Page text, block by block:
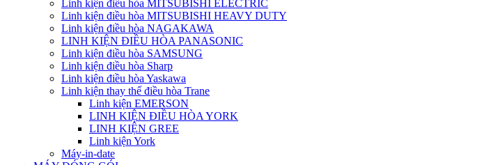
Linh kiện điều hòa MITSUBISHI ELECTRIC
Linh kiện điều hòa MITSUBISHI HEAVY DUTY
Linh kiện điều hòa NAGAKAWA
LINH KIỆN ĐIỀU HÒA PANASONIC
Linh kiện điều hòa SAMSUNG
Linh kiện điều hòa Sharp
Linh kiện điều hòa Yaskawa
Linh kiện thay thế điều hòa Trane
Linh kiện EMERSON
LINH KIỆN ĐIỀU HÒA YORK
LINH KIỆN GREE
Linh kiện York
Máy-in-date